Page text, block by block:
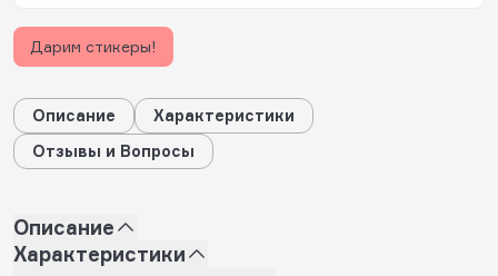
Дарим стикеры!
Описание
Характеристики
Отзывы и Вопросы
Описание
Характеристики